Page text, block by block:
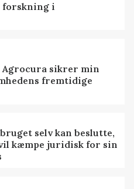
forskning i
Agrocura sikrer min
fremtidige
selv kan beslutte,
kæmpe juridisk for sin